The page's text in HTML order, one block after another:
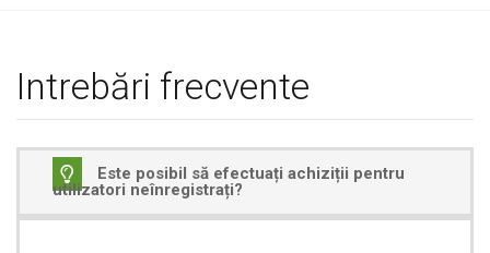
Intrebări frecvente
Este posibil să efectuați achiziții pentru
utilizatori neînregistrați?